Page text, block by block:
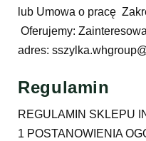
lub Umowa o pracę
Oferujemy:
adres:
Regulamin
REGULAMIN SKLEPU
1 POSTANOWIENIA